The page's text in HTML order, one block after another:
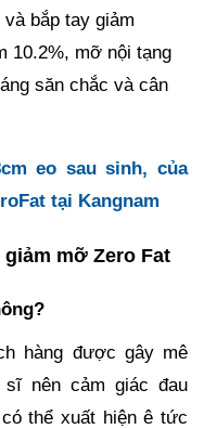
bắp tay giảm
10.2%, mỡ nội tạng
săn chắc và cân
eo sau sinh, của
tại Kangnam
mỡ Zero Fat
hàng được gây mê
nên cảm giác đau
thể xuất hiện ê tức